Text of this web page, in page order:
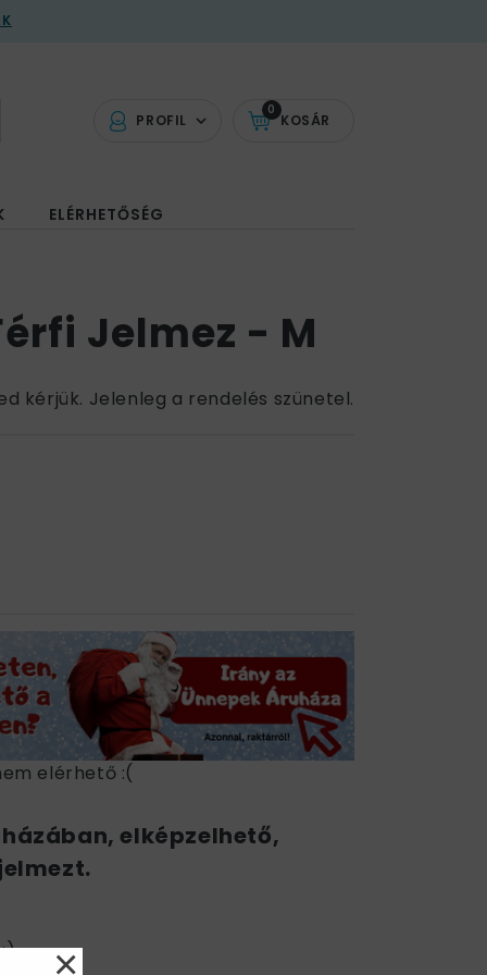
PROFIL KOSÁR
0
ELÉRHETŐSÉG
Jelmez - M
kérjük. Jelenleg a rendelés szünetel.
elérhető :(
elképzelhető,
×